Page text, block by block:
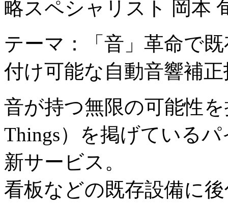
略スペシャリスト 岡本
テーマ：「音」革命で
付け可能な自動音響補
音が持つ無限の可能性
Things）を掲げている
新サービス。
看板などの既存設備に